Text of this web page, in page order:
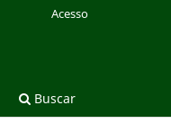
Buscar
Acesso